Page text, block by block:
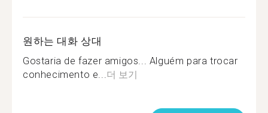
원하는 대화 상대
Gostaria de fazer amigos... Alguém para trocar
conhecimento e...더 보기